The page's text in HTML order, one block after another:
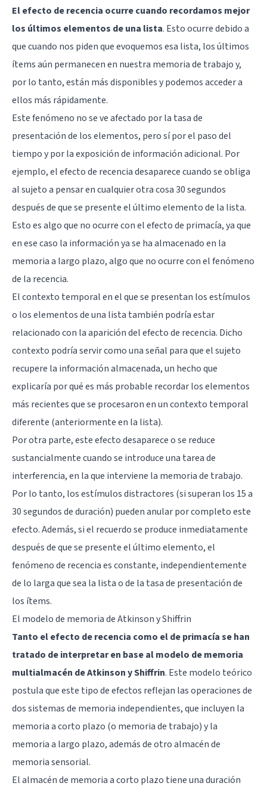
El efecto de recencia ocurre cuando recordamos mejor
los últimos elementos de una lista. Esto ocurre debido a
que cuando nos piden que evoquemos esa lista, los últimos
ítems aún permanecen en nuestra memoria de trabajo y,
por lo tanto, están más disponibles y podemos acceder a
ellos más rápidamente.
Este fenómeno no se ve afectado por la tasa de
presentación de los elementos, pero sí por el paso del
tiempo y por la exposición de información adicional. Por
ejemplo, el efecto de recencia desaparece cuando se obliga
al sujeto a pensar en cualquier otra cosa 30 segundos
después de que se presente el último elemento de la lista.
Esto es algo que no ocurre con el efecto de primacía, ya que
en ese caso la información ya se ha almacenado en la
memoria a largo plazo, algo que no ocurre con el fenómeno
de la recencia.
El contexto temporal en el que se presentan los estímulos
o los elementos de una lista también podría estar
relacionado con la aparición del efecto de recencia. Dicho
contexto podría servir como una señal para que el sujeto
recupere la información almacenada, un hecho que
explicaría por qué es más probable recordar los elementos
más recientes que se procesaron en un contexto temporal
diferente (anteriormente en la lista).
Por otra parte, este efecto desaparece o se reduce
sustancialmente cuando se introduce una tarea de
interferencia, en la que interviene la memoria de trabajo.
Por lo tanto, los estímulos distractores (si superan los 15 a
30 segundos de duración) pueden anular por completo este
efecto. Además, si el recuerdo se produce inmediatamente
después de que se presente el último elemento, el
fenómeno de recencia es constante, independientemente
de lo larga que sea la lista o de la tasa de presentación de
los ítems.
El modelo de memoria de Atkinson y Shiffrin
Tanto el efecto de recencia como el de primacía se han
tratado de interpretar en base al modelo de memoria
multialmacén de Atkinson y Shiffrin. Este modelo teórico
postula que este tipo de efectos reflejan las operaciones de
dos sistemas de memoria independientes, que incluyen la
memoria a corto plazo (o memoria de trabajo) y la
memoria a largo plazo, además de otro almacén de
memoria sensorial.
El almacén de memoria a corto plazo tiene una duración